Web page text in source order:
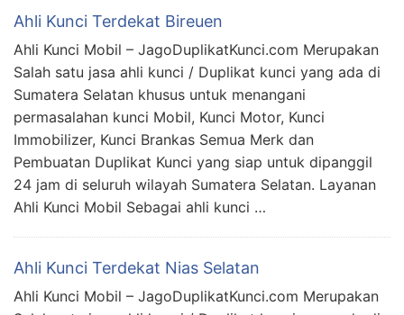
Ahli Kunci Terdekat Bireuen
Ahli Kunci Mobil – JagoDuplikatKunci.com Merupakan
Salah satu jasa ahli kunci / Duplikat kunci yang ada di
Sumatera Selatan khusus untuk menangani
permasalahan kunci Mobil, Kunci Motor, Kunci
Immobilizer, Kunci Brankas Semua Merk dan
Pembuatan Duplikat Kunci yang siap untuk dipanggil
24 jam di seluruh wilayah Sumatera Selatan. Layanan
Ahli Kunci Mobil Sebagai ahli kunci …
Ahli Kunci Terdekat Nias Selatan
Ahli Kunci Mobil – JagoDuplikatKunci.com Merupakan